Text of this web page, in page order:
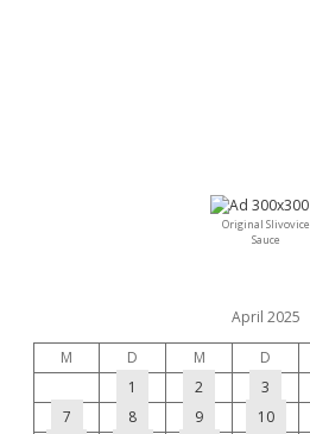
Original Slivovice
Sauce
April 2025
M
D M D
1
2 3
7
8 9 10